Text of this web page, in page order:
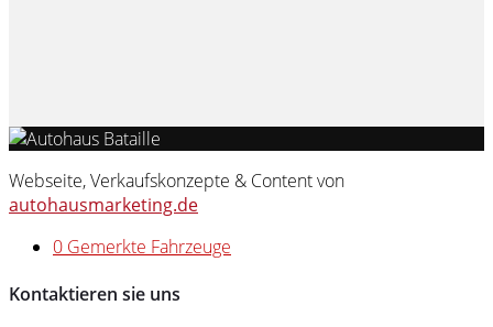
Webseite, Verkaufskonzepte & Content von
autohausmarketing.de
0 Gemerkte Fahrzeuge
Kontaktieren sie uns